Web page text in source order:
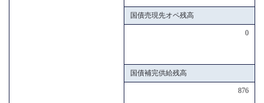
国債売現先オペ残高
0
国債補完供給残高
876